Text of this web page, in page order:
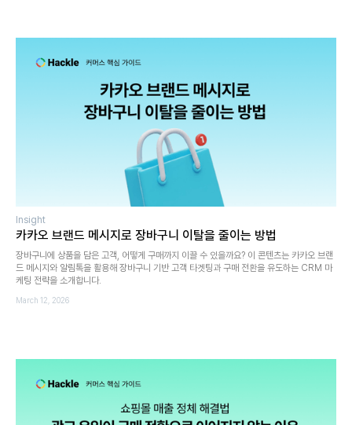
Insight
카카오 브랜드 메시지로 장바구니 이탈을 줄이는 방법
장바구니에 상품을 담은 고객, 어떻게 구매까지 이끌 수 있을까요? 이 콘텐츠는 카카오 브랜
드 메시지와 알림톡을 활용해 장바구니 기반 고객 타겟팅과 구매 전환을 유도하는 CRM 마
케팅 전략을 소개합니다.
March 12, 2026